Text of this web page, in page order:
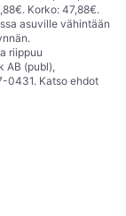
Korko: 47,88€.
asuville vähintään
riippuu
(publ),
0431. Katso ehdot